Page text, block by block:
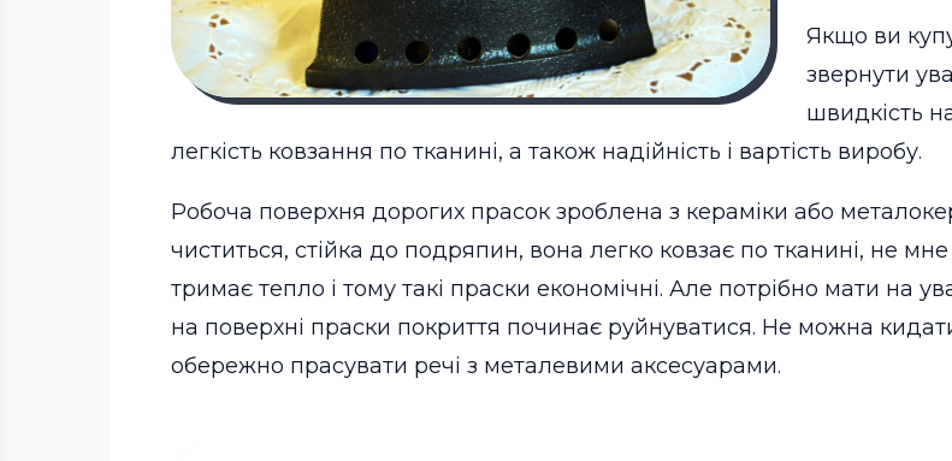
Якщо ви
звернути
швидкість
легкість ковзання по тканині, а також надійність і вартість виробу.
Робоча поверхня дорогих прасок зроблена з кераміки або
чиститься, стійка до подряпин, вона легко ковзає по тканині, не
тримає тепло і тому такі праски економічні. Але потрібно мати на
на поверхні праски покриття починає руйнуватися. Не можна
обережно прасувати речі з металевими аксесуарами.